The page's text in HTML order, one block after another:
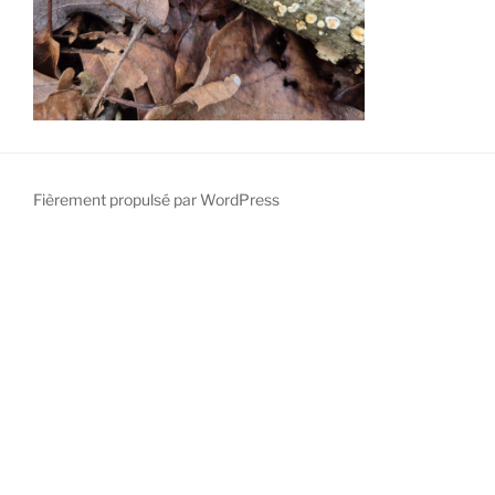
Fièrement propulsé par WordPress